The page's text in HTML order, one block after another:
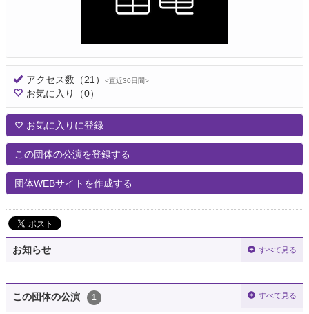
アクセス数 （21） <直近30日間>
お気に入り （0）
お気に入りに登録
この団体の公演を登録する
団体WEBサイトを作成する
お知らせ すべて見る
この団体の公演 1 すべて見る